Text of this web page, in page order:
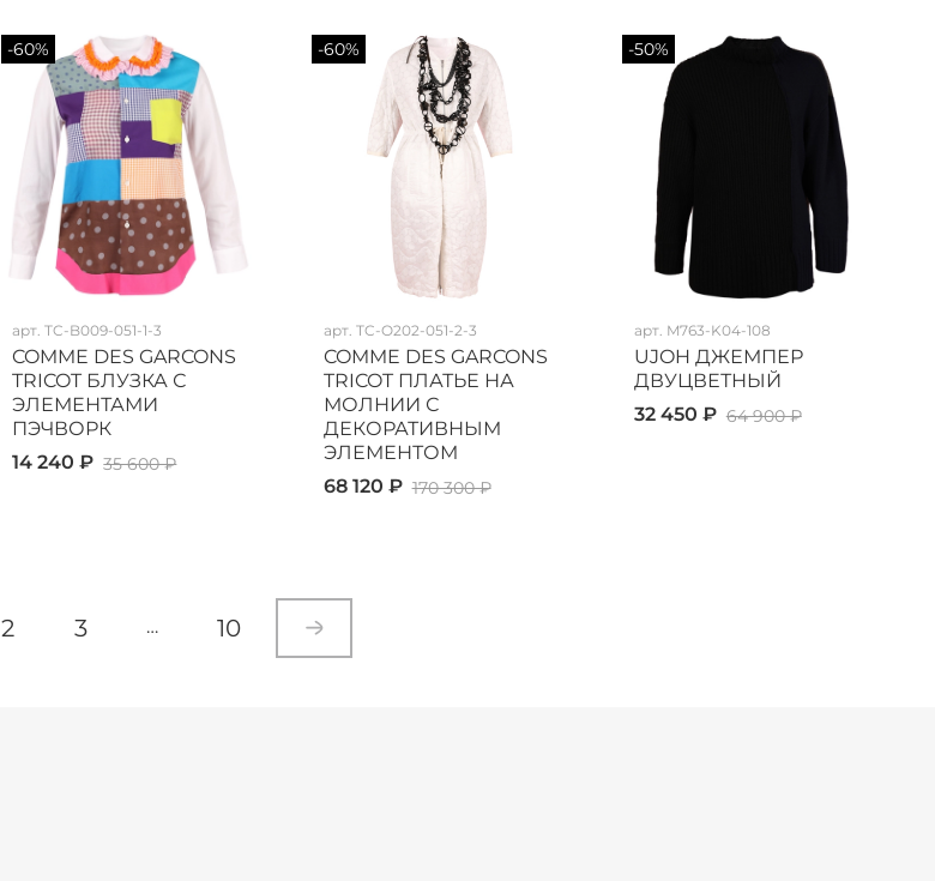
-60%
арт.TC-B009-051-1-3
COMME DES GARCONS
TRICOT БЛУЗКА С
ЭЛЕМЕНТАМИ
ПЭЧВОРК
14 240 ₽ 35 600 ₽
-60%
арт. TC-O202-051-2-3
COMME DES GARCONS
TRICOT ПЛАТЬЕ НА
МОЛНИИ С
ДЕКОРАТИВНЫМ
ЭЛЕМЕНТОМ
68 120 ₽ 170 300 ₽
-50%
арт. M763-K04-108
UJOH ДЖЕМПЕР
ДВУЦВЕТНЫЙ
32 450 ₽ 64 900 ₽
2 3 … 10